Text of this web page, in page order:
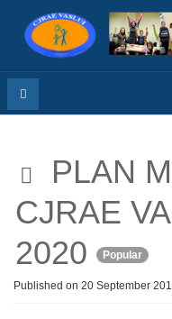
p
d
f
PLAN
CJRAE
2020
Popular
Published on 20 September